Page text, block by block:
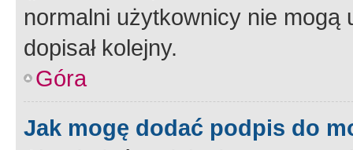
normalni użytkownicy nie
dopisał kolejny.
Góra
Jak mogę dodać podpis do